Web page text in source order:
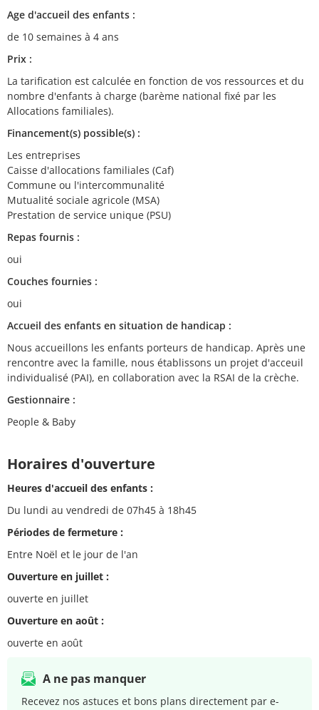
Age d'accueil des enfants :
de 10 semaines à 4 ans
Prix :
La tarification est calculée en fonction de vos ressources et du
nombre d'enfants à charge (barème national fixé par les
Allocations familiales).
Financement(s) possible(s) :
Les entreprises
Caisse d'allocations familiales (Caf)
Commune ou l'intercommunalité
Mutualité sociale agricole (MSA)
Prestation de service unique (PSU)
Repas fournis :
oui
Couches fournies :
oui
Accueil des enfants en situation de handicap :
Nous accueillons les enfants porteurs de handicap. Après une
rencontre avec la famille, nous établissons un projet d'acceuil
individualisé (PAI), en collaboration avec la RSAI de la crèche.
Gestionnaire :
People & Baby
Horaires d'ouverture
Heures d'accueil des enfants :
Du lundi au vendredi de 07h45 à 18h45
Périodes de fermeture :
Entre Noël et le jour de l'an
Ouverture en juillet :
ouverte en juillet
Ouverture en août :
ouverte en août
A ne pas manquer
Recevez nos astuces et bons plans directement par e-